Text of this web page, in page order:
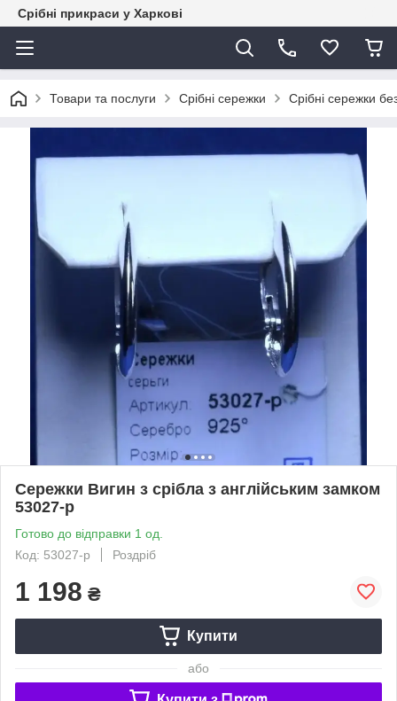
Срібні прикраси у Харкові
Товари та послуги Срібні сережки Срібні сережки
Сережки Вигин з срібла з англійським замком
53027-р
Готово до відправки 1 од.
Код: 53027-р
Роздріб
1 198 ₴
Купити
або